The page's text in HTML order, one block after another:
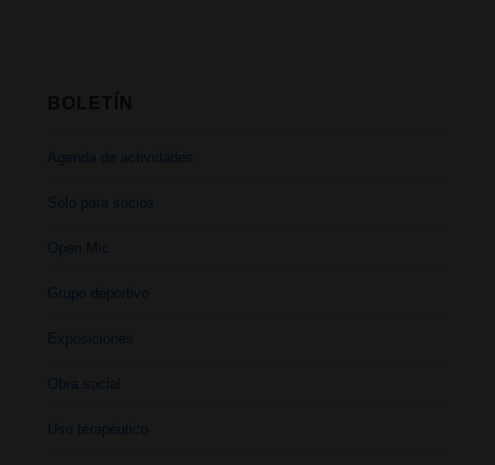
Agenda de actividades
Solo para socios
Open Mic
Grupo deportivo
Exposiciones
Obra social
Uso terapéutico